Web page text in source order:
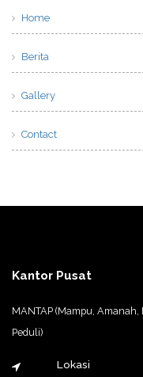
Home
Berita
Gallery
Contact
Kantor Pusat
MANTAP (Mampu,
Peduli)
Lokasi